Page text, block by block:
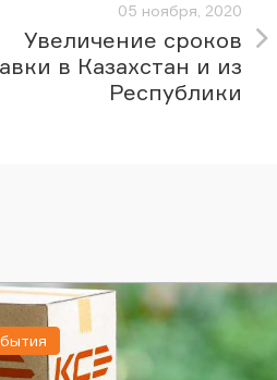
05 ноября, 2020
Увеличение сроков
в Казахстан и из
Республики